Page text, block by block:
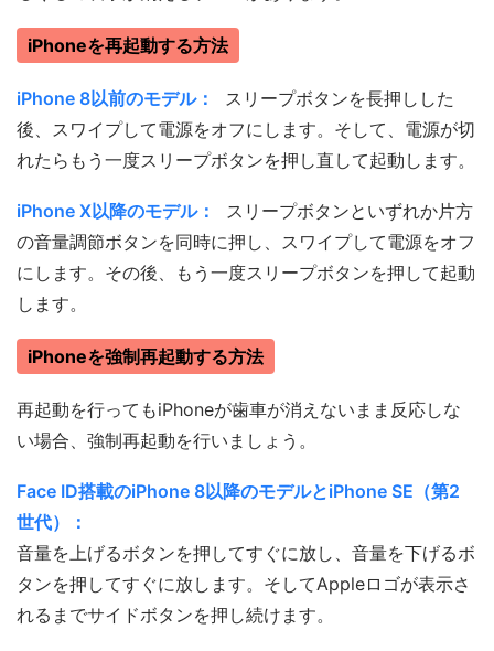
iPhoneを再起動する方法
iPhone 8以前のモデル：
スリープボタンを長押しした
後、スワイプして電源をオフにします。そして、電源が切
れたらもう一度スリープボタンを押し直して起動します。
iPhone X以降のモデル：
スリープボタンといずれか片方
の音量調節ボタンを同時に押し、スワイプして電源をオフ
にします。その後、もう一度スリープボタンを押して起動
します。
iPhoneを強制再起動する方法
再起動を行ってもiPhoneが歯車が消えないまま反応しな
い場合、強制再起動を行いましょう。
Face ID搭載のiPhone 8以降のモデルとiPhone SE（第2
世代）：
音量を上げるボタンを押してすぐに放し、音量を下げるボ
タンを押してすぐに放します。そしてAppleロゴが表示さ
れるまでサイドボタンを押し続けます。